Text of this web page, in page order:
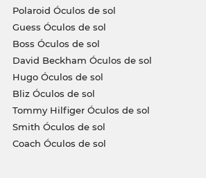
Polaroid Óculos de sol
Guess Óculos de sol
Boss Óculos de sol
David Beckham Óculos de sol
Hugo Óculos de sol
Bliz Óculos de sol
Tommy Hilfiger Óculos de sol
Smith Óculos de sol
Coach Óculos de sol